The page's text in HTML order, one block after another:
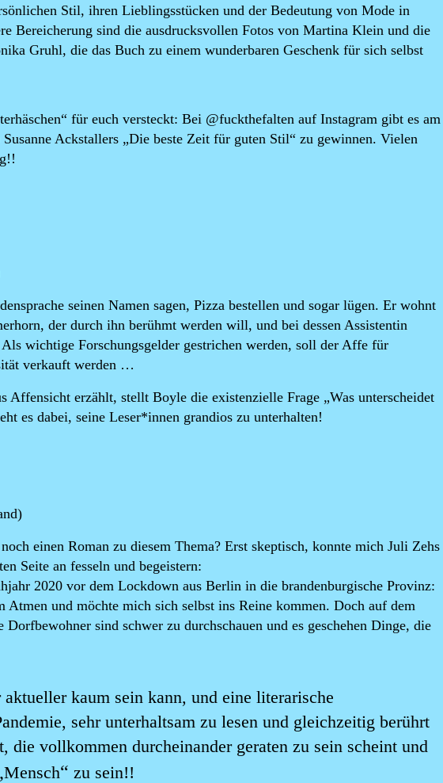
Stil, ihren Lieblingsstücken und der Bedeutung von Mode in
Bereicherung sind die ausdrucksvollen Fotos von Martina Klein und die
Gruhl, die das Buch zu einem wunderbaren Geschenk für sich selbst
für euch versteckt: Bei @fuckthefalten auf Instagram gibt es am
Ackstallers „Die beste Zeit für guten Stil“ zu gewinnen. Vielen
seinen Namen sagen, Pizza bestellen und sogar lügen. Er wohnt
der durch ihn berühmt werden will, und bei dessen Assistentin
wichtige Forschungsgelder gestrichen werden, soll der Affe für
verkauft werden …
Affensicht erzählt, stellt Boyle die existenzielle Frage „Was unterscheidet
es dabei, seine Leser*innen grandios zu unterhalten!
einen Roman zu diesem Thema? Erst skeptisch, konnte mich Juli Zehs
Seite an fesseln und begeistern:
2020 vor dem Lockdown aus Berlin in die brandenburgische Provinz:
Atmen und möchte mich sich selbst ins Reine kommen. Doch auf dem
sind schwer zu durchschauen und es geschehen Dinge, die
kaum sein kann, und eine literarische
sehr unterhaltsam zu lesen und gleichzeitig berührt
die vollkommen durcheinander geraten zu sein scheint und
Mensch“ zu sein!!